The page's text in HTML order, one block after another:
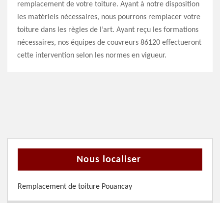
remplacement de votre toiture. Ayant à notre disposition
les matériels nécessaires, nous pourrons remplacer votre
toiture dans les règles de l’art. Ayant reçu les formations
nécessaires, nos équipes de couvreurs 86120 effectueront
cette intervention selon les normes en vigueur.
Nous localiser
Remplacement de toiture Pouancay